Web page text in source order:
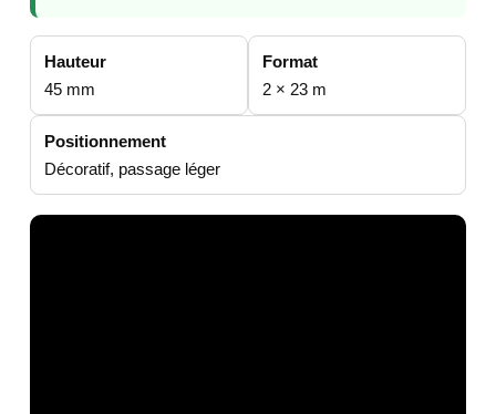
Hauteur
45 mm
Format
2 × 23 m
Positionnement
Décoratif, passage léger